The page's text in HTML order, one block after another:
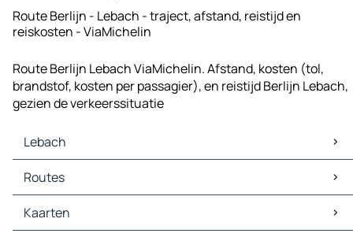
Route Berlijn - Lebach - traject, afstand, reistijd en
reiskosten - ViaMichelin
Route Berlijn Lebach ViaMichelin. Afstand, kosten (tol,
brandstof, kosten per passagier), en reistijd Berlijn Lebach,
gezien de verkeerssituatie
Lebach
Lebach Kaarten
Lebach Verkeer
Lebach Hotels
Lebach Restaurants
Routes
Routes Lebach - Saarbrücken
Routes Lebach - Saarlouis
Kaarten